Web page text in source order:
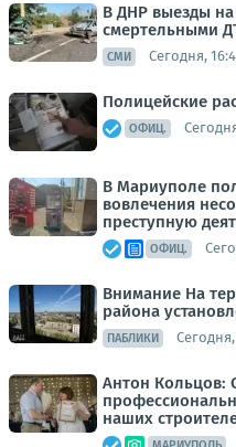
В ДНР выезды
смертельными
СМИ Сегодня,
Полицейские
ОФИЦ.
В Мариуполе
вовлечения
преступную
ОФИЦ.
Внимание На
района
ПАБЛИКИ Сегодня,
Антон Кольцов:
наших